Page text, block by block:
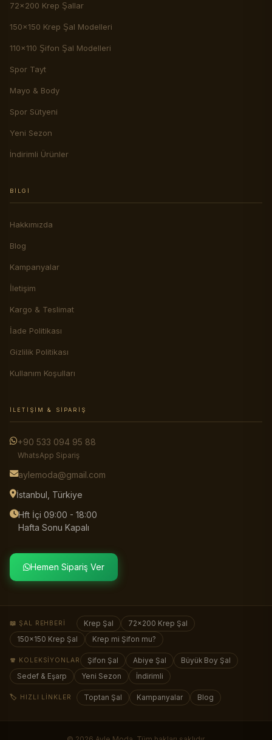
72x200 Krep Şallar
150x150 Krep Şal Modelleri
110x110 Şifon Şal Modelleri
Spor Tayt
Mayo & Body
Spor Sütyeni
Yeni Sezon
İndirimli Ürünler
BILGI
Hakkımızda
Blog
Kampanyalar
İletişim
Kargo & Teslimat
İade Politikası
Gizlilik Politikası
Kullanım Koşulları
İLETIŞIM & SIPARIŞ
+90 533 094 95 88
WhatsApp Sipariş
aylemoda@gmail.com
İstanbul, Türkiye
Hft İçi 09:00 - 18:00
Hafta Sonu Kapalı
Hemen Sipariş Ver
📖 ŞAL REHBERI Krep Şal
72×200 Krep Şal
150×150 Krep Şal
Krep mi Şifon mu?
🧣 KOLEKSIYONLAR Şifon Şal Abiye Şal
Büyük Boy Şal
Sedef & Eşarp
Yeni Sezon İndirimli
🏷️ HIZLI LINKLER Toptan Şal Kampanyalar Blog